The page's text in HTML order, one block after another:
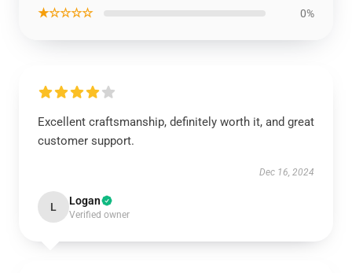
★☆☆☆☆ 0%
Excellent craftsmanship, definitely worth it, and great
customer support.
Dec 16, 2024
L Logan
Verified owner